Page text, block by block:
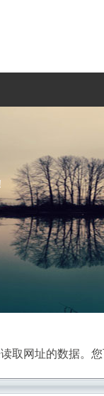
读取网址的数据。